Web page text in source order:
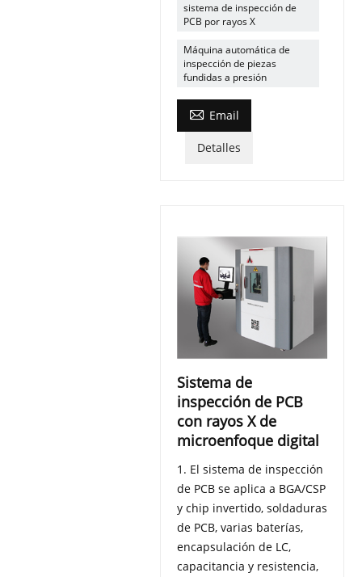
sistema de inspección de
PCB por rayos X
Máquina automática de
inspección de piezas
fundidas a presión
 Email
Detalles
Sistema de
inspección de PCB
con rayos X de
microenfoque digital
1. El sistema de inspección
de PCB se aplica a BGA/CSP
y chip invertido, soldaduras
de PCB, varias baterías,
encapsulación de LC,
capacitancia y resistencia,